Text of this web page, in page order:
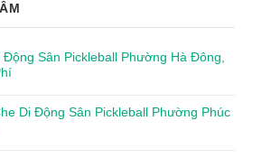
Động Sân Pickleball Phường Hà Đông,
Di Động Sân Pickleball Phường Phúc